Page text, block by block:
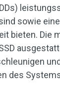
sowie
bieten. Die
des